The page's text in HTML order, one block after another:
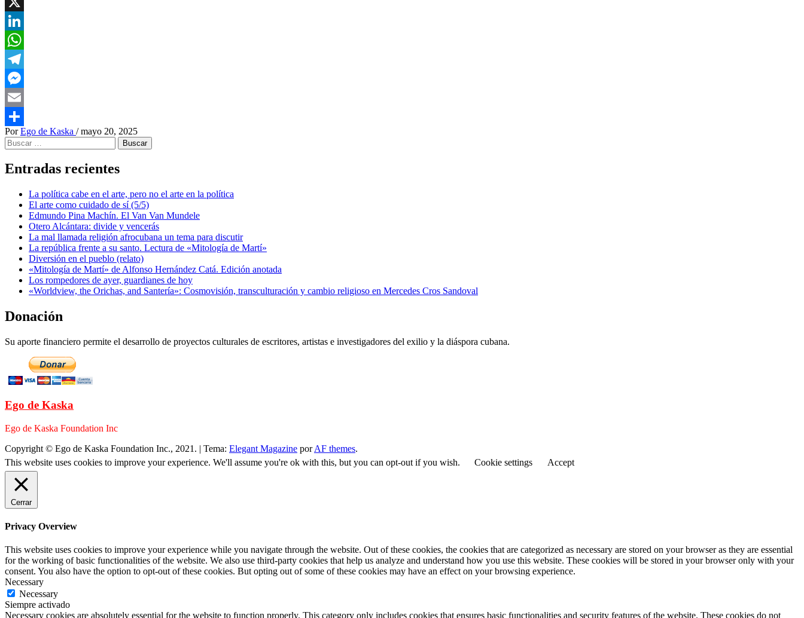
X
LinkedIn
WhatsApp
Telegram
Messenger
Email
Compartir
Por Ego de Kaska / mayo 20, 2025
Buscar:
Entradas recientes
La política cabe en el arte, pero no el arte en la política
El arte como cuidado de sí (5/5)
Edmundo Pina Machín. El Van Van Mundele
Otero Alcántara: divide y vencerás
La mal llamada religión afrocubana un tema para discutir
La república frente a su santo. Lectura de «Mitología de Martí»
Diversión en el pueblo (relato)
«Mitología de Martí» de Alfonso Hernández Catá. Edición anotada
Los rompedores de ayer, guardianes de hoy
«Worldview, the Orichas, and Santería»: Cosmovisión, transculturación y cambio religioso en Mercedes Cros Sandoval
Donación
Su aporte financiero permite el desarrollo de proyectos culturales de escritores, artistas e investigadores del exilio y la diáspora cubana.
Ego de Kaska
Ego de Kaska Foundation Inc
Copyright © Ego de Kaska Foundation Inc., 2021. | Tema: Elegant Magazine porAF themes.
This website uses cookies to improve your experience. We'll assume you're ok with this, but you can opt-out if you wish.
Cookie settings Accept
Cerrar
Privacy Overview
This website uses cookies to improve your experience while you navigate through the website. Out of these cookies, the cookies that are categorized as necessary are stored on your browser as they are essential
for the working of basic functionalities of the website. We also use third-party cookies that help us analyze and understand how you use this website. These cookies will be stored in your browser only with your
consent. You also have the option to opt-out of these cookies. But opting out of some of these cookies may have an effect on your browsing experience.
Necessary
Necessary
Siempre activado
Necessary cookies are absolutely essential for the website to function properly. This category only includes cookies that ensures basic functionalities and security features of the website. These cookies do not